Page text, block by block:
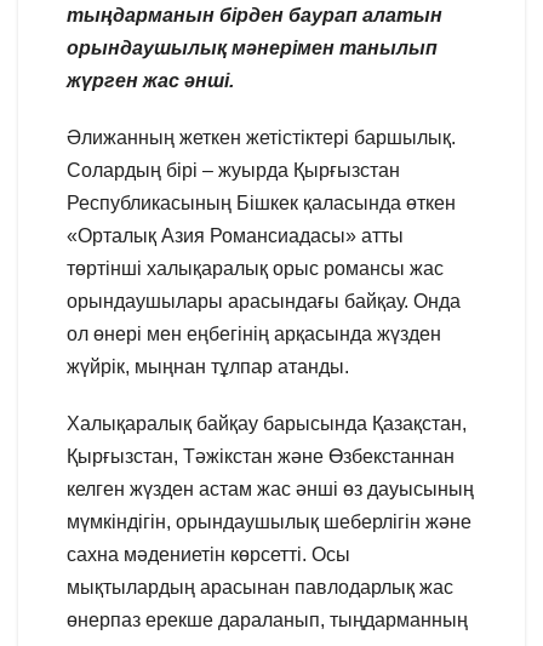
тыңдарманын бірден баурап алатын
орындаушылық мәнерімен танылып
жүрген жас әнші.
Әлижанның жеткен жетістіктері баршылық.
Солардың бірі – жуырда Қырғызстан
Республикасының Бішкек қаласында өткен
«Орталық Азия Романсиадасы» атты
төртінші халықаралық орыс романсы жас
орындаушылары арасындағы байқау. Онда
ол өнері мен еңбегінің арқасында жүзден
жүйрік, мыңнан тұлпар атанды.
Халықаралық байқау барысында Қазақстан,
Қырғызстан, Тәжікстан және Өзбекстаннан
келген жүзден астам жас әнші өз дауысының
мүмкіндігін, орындаушылық шеберлігін және
сахна мәдениетін көрсетті. Осы
мықтылардың арасынан павлодарлық жас
өнерпаз ерекше дараланып, тыңдарманның